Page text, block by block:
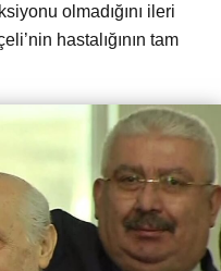
olmadığını ileri
hastalığının tam